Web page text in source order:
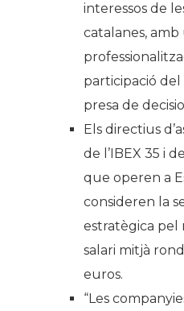
interessos de
catalanes, amb
participació
presa de
Els directius
de l’IBEX 35 i
que operen a
consideren la
estratègica pel
salari mitjà
euros.
“Les